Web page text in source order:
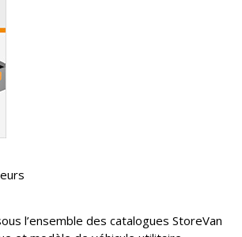
l’ensemble des catalogues StoreVan